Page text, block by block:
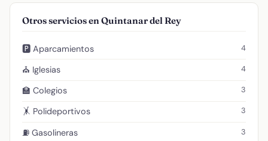
Otros servicios en Quintanar del Rey
🅿️ Aparcamientos 4
⛪ Iglesias 4
🏫 Colegios 3
🤸 Polideportivos 3
⛽ Gasolineras 3